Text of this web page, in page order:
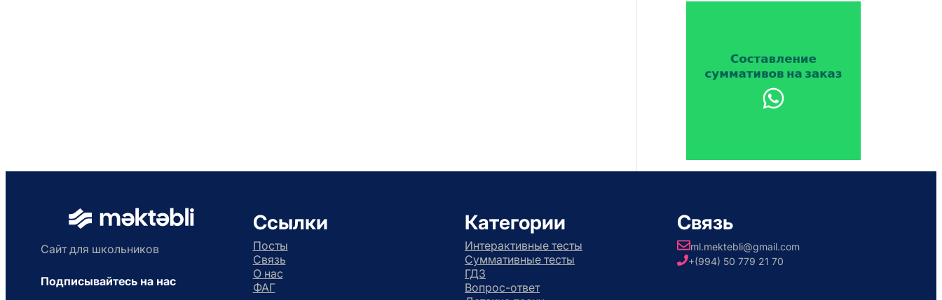
Сайт для школьников
Подписывайтесь на нас
Ссылки
Посты
Связь
О нас
ФАГ
Категории
Интерактивные тесты
Суммативные тесты
ГДЗ
Вопрос-ответ
Связь
ml.mektebli@gmail.com
+(994) 50 779 21 70